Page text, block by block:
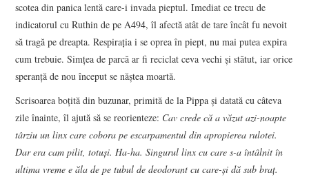
scotea din panica lentă care-i invada pieptul. Imediat ce trecu de
indicatorul cu Ruthin de pe A494, îl afectă atât de tare încât fu nevoit
să tragă pe dreapta. Respirația i se oprea în piept, nu mai putea expira
cum trebuie. Simțea de parcă ar fi reciclat ceva vechi și stătut, iar orice
speranță de nou început se năștea moartă.
Scrisoarea boțită din buzunar, primită de la Pippa și datată cu câteva
zile înainte, îl ajută să se reorienteze: Cav crede că a văzut azi-noapte
târziu un linx care cobora pe escarpamentul din apropierea rulotei.
Dar era cam pilit, totuși. Ha-ha. Singurul linx cu care s-a întâlnit în
ultima vreme e ăla de pe tubul de deodorant cu care-și dă sub braț.